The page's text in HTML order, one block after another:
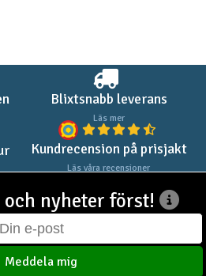
Blixtsnabb leverans
Läs mer
Kundrecension på prisjakt
Läs våra recensioner
och nyheter först!
Meddela mig